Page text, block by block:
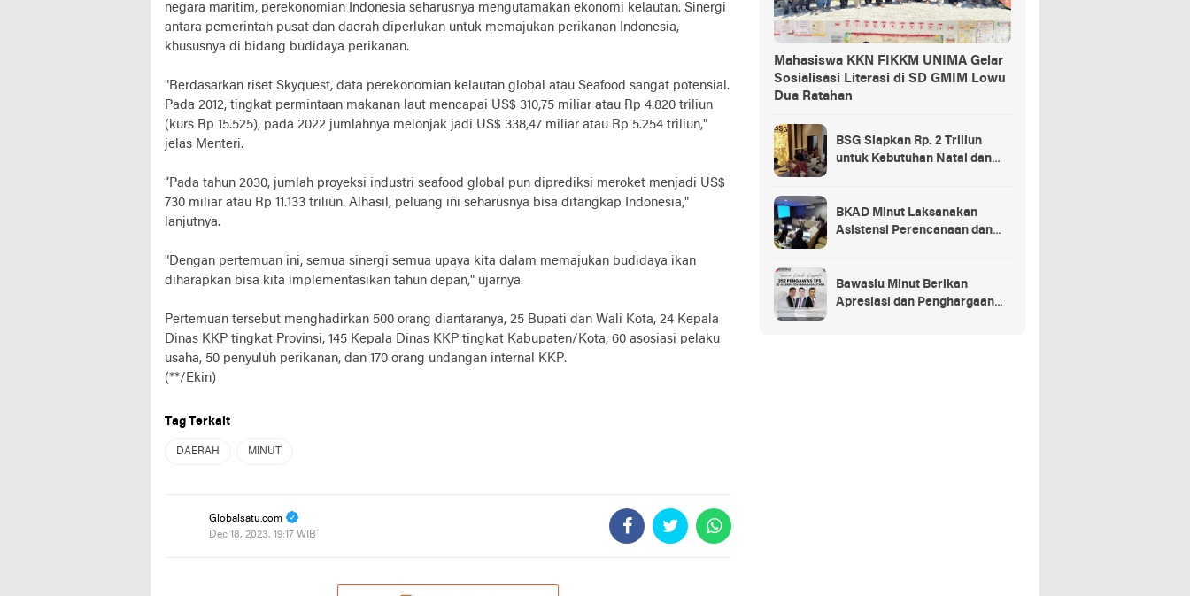
negara maritim, perekonomian Indonesia seharusnya mengutamakan ekonomi kelautan. Sinergi
antara pemerintah pusat dan daerah diperlukan untuk memajukan perikanan Indonesia,
khususnya di bidang budidaya perikanan.
"Berdasarkan riset Skyquest, data perekonomian kelautan global atau Seafood sangat potensial.
Pada 2012, tingkat permintaan makanan laut mencapai US$ 310,75 miliar atau Rp 4.820 triliun
(kurs Rp 15.525), pada 2022 jumlahnya melonjak jadi US$ 338,47 miliar atau Rp 5.254 triliun,"
jelas Menteri.
“Pada tahun 2030, jumlah proyeksi industri seafood global pun diprediksi meroket menjadi US$
730 miliar atau Rp 11.133 triliun. Alhasil, peluang ini seharusnya bisa ditangkap Indonesia,"
lanjutnya.
"Dengan pertemuan ini, semua sinergi semua upaya kita dalam memajukan budidaya ikan
diharapkan bisa kita implementasikan tahun depan," ujarnya.
Pertemuan tersebut menghadirkan 500 orang diantaranya, 25 Bupati dan Wali Kota, 24 Kepala
Dinas KKP tingkat Provinsi, 145 Kepala Dinas KKP tingkat Kabupaten/Kota, 60 asosiasi pelaku
usaha, 50 penyuluh perikanan, dan 170 orang undangan internal KKP.
(**/Ekin)
Tag Terkait
DAERAH MINUT
Globalsatu.com
Dec 18, 2023, 19:17 WIB
Mahasiswa KKN FIKKM UNIMA Gelar
Sosialisasi Literasi di SD GMIM Lowu
Dua Ratahan
BSG Siapkan Rp. 2 Triliun
untuk Kebutuhan Natal dan
BKAD Minut Laksanakan
Asistensi Perencanaan dan
Bawaslu Minut Berikan
Apresiasi dan Penghargaan